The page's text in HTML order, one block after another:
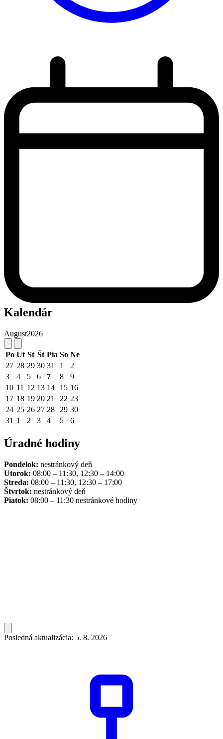
Kalendár
August2026
Po Ut St Št Pia So Ne
27 28 29 30 31 1
2
3
4 5 6 7 8
9
10 11 12 13 14 15 16
17 18 19 20 21 22 23
24 25 26 27 28 29 30
31 1 2 3 4 5 6
Úradné hodiny
Pondelok: nestránkový deň
Utorok: 08:00 – 11:30, 12:30 – 14:00
Streda: 08:00 – 11:30, 12:30 – 17:00
Štvrtok: nestránkový deň
Piatok: 08:00 – 11:30 nestránkové hodiny
Posledná aktualizácia: 5. 8. 2026